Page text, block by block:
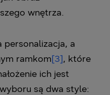
wnętrza.
personalizacja, a
ramkom[3], które
ich jest
są dwa style: